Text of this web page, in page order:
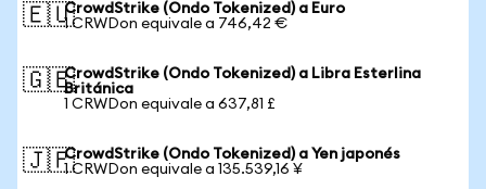
🇪🇺CrowdStrike (Ondo Tokenized) a Euro
1 CRWDon equivale a 746,42 €
🇬🇧CrowdStrike (Ondo Tokenized) a Libra Esterlina
Británica
1 CRWDon equivale a 637,81 £
🇯🇵CrowdStrike (Ondo Tokenized) a Yen japonés
1 CRWDon equivale a 135.539,16 ¥